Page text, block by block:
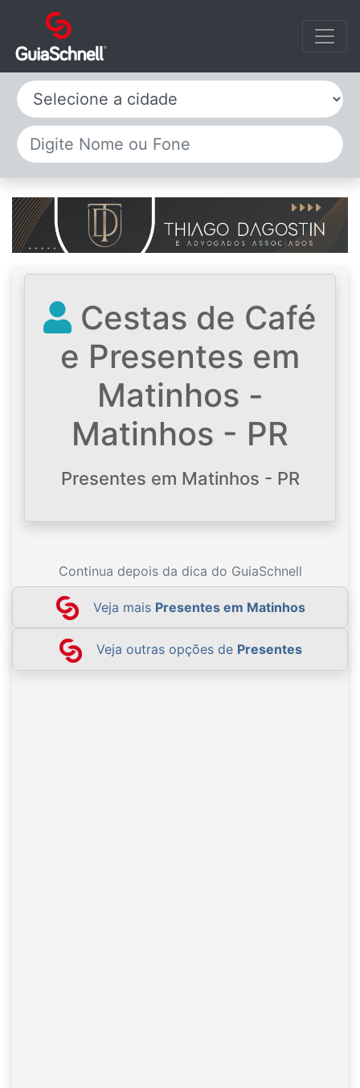
Selecione a cidade
Cestas de Café
e Presentes em
Matinhos -
Matinhos - PR
Presentes em Matinhos - PR
Continua depois da dica do GuiaSchnell
Veja mais Presentes em Matinhos
Veja outras opções de Presentes